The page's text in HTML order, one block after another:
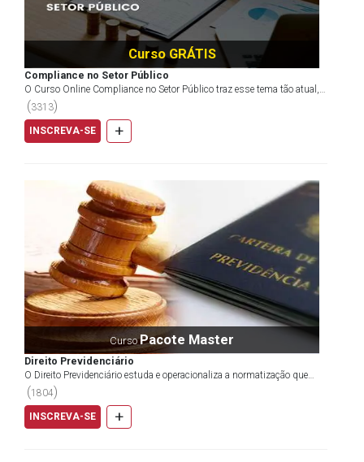
Curso GRÁTIS
Compliance no Setor Público
O Curso Online Compliance no Setor Público traz esse tema tão atual,
mas pouco abordado — ainda — no âmbito da Admi...
(3313)
INSCREVA-SE +
CursoPacote Master
Direito Previdenciário
O Direito Previdenciário estuda e operacionaliza a normatização que
envolve a seguridade social com foco principal...
(1804)
INSCREVA-SE +